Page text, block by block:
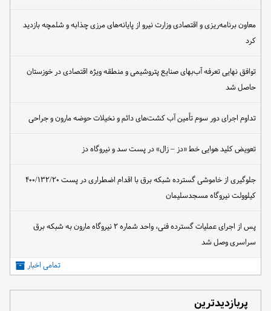
معاون برنامه‌ریزی و اقتصادی وزارت نیرو از پایانه‌های مرزی چذابه و شلمچه بازدید
کرد
توافق نهایی تعرفه آب‌بهای صنایع پتروشیمی و منطقه ویژه اقتصادی در خوزستان
حاصل شد
تداوم اجرای دور سوم تأمین آب کشت‌های دائم و نخیلات حوضه مارون و جراحی
تعویض کلید هوایی خط «دز – زال» در پست سد و نیروگاه دز
جلوگیری از خاموشی گسترده شبکه برق با اقدام اضطراری در پست ۴۰۰/۱۳۲/۲۰
کیلوولت نیروگاه مسجدسلیمان
پس از اجرای عملیات گسترده فنی، واحد شماره ۲ نیروگاه مارون به شبکه برق
سراسری وصل شد
تمامی اخبار
پربازدیدترین